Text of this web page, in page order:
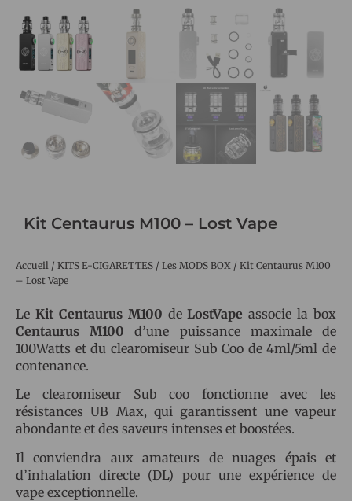
Kit Centaurus M100 – Lost Vape
Accueil / KITS E-CIGARETTES / Les MODS BOX / Kit Centaurus M100
– Lost Vape
Le Kit Centaurus M100 deLostVape associe la box
Centaurus M100 d’une puissance maximale de
100Watts et du clearomiseur Sub Coo de 4ml/5ml de
contenance.
Le clearomiseur Sub coo fonctionne avec les
résistances UB Max, qui garantissent une vapeur
abondante et des saveurs intenses et boostées.
Il conviendra aux amateurs de nuages épais et
d’inhalation directe (DL) pour une expérience de
vape exceptionnelle.